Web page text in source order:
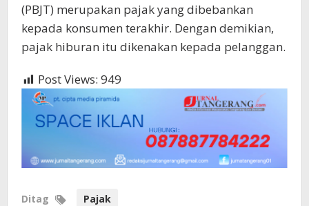
(PBJT) merupakan pajak yang dibebankan
kepada konsumen terakhir. Dengan demikian,
pajak hiburan itu dikenakan kepada pelanggan.
Post Views: 949
Ditag Pajak